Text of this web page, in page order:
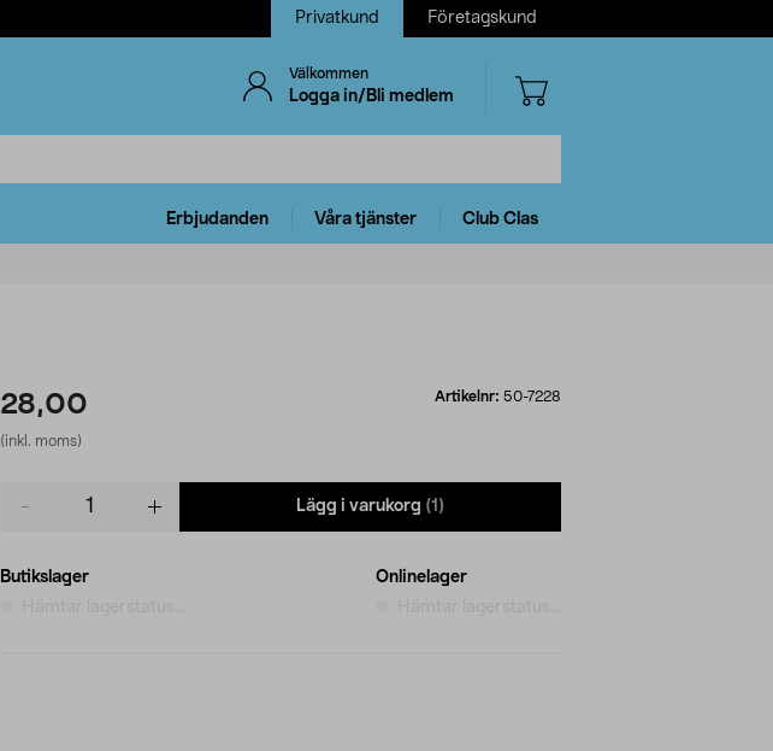
Privatkund Företagskund
Välkommen
Logga in/Bli medlem
Erbjudanden Våra tjänster Club Clas
28,00
(inkl. moms)
Artikelnr: 50-7228
Lägg i varukorg (1)
Butikslager
Onlinelager